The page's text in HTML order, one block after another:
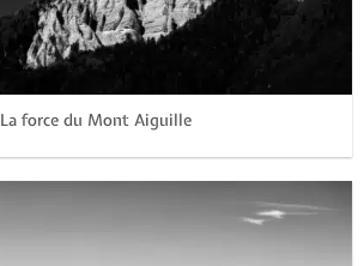
La force du Mont Aiguille